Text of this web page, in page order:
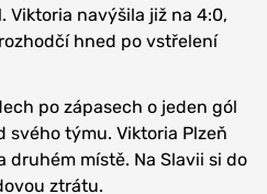
Viktoria navýšila již na 4:0,
hned po vstřelení
po zápasech o jeden gól
svého týmu. Viktoria Plzeň
druhém místě. Na Slavii si do
ztrátu.